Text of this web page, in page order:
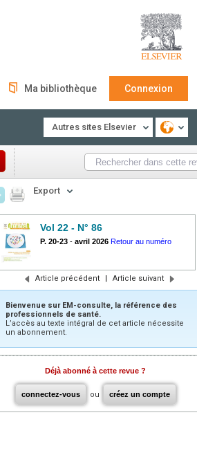
Ma bibliothèque Connexion
Autres sites Elsevier
Export
Vol 22 - N° 86
P. 20-23 - avril 2026 Retour au numéro
Article précédent | Article suivant
Bienvenue sur EM-consulte, la référence des
professionnels de santé.
L’accès au texte intégral de cet article nécessite
un abonnement.
Déjà abonné à cette revue ?
connectez-vous ou créez un compte